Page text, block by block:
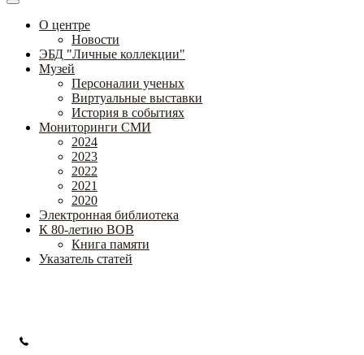
О центре
Новости
ЭБД "Личные коллекции"
Музей
Персоналии ученых
Виртуальные выставки
История в событиях
Мониторинги СМИ
2024
2023
2022
2021
2020
Электронная библиотека
К 80-летию ВОВ
Книга памяти
Указатель статей